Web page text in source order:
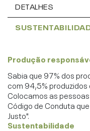
DETALHES
Produção
Sabia que 97% dos
com 94,5%
Colocamos as
Código de Conduta
Justo".
Sustentabilidade